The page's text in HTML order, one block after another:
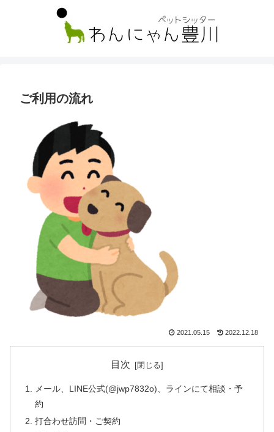
ご利用の流れ
2021.05.15 2022.12.18
目次
メール、LINE公式(@jwp7832o)、ラインにて相談・予
約
打合わせ訪問・ご契約